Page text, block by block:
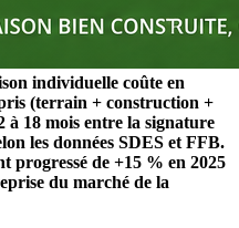
individuelle coûte en
(terrain + construction +
à 18 mois entre la signature
les données SDES et FFB.
progressé de +15 % en 2025
du marché de la